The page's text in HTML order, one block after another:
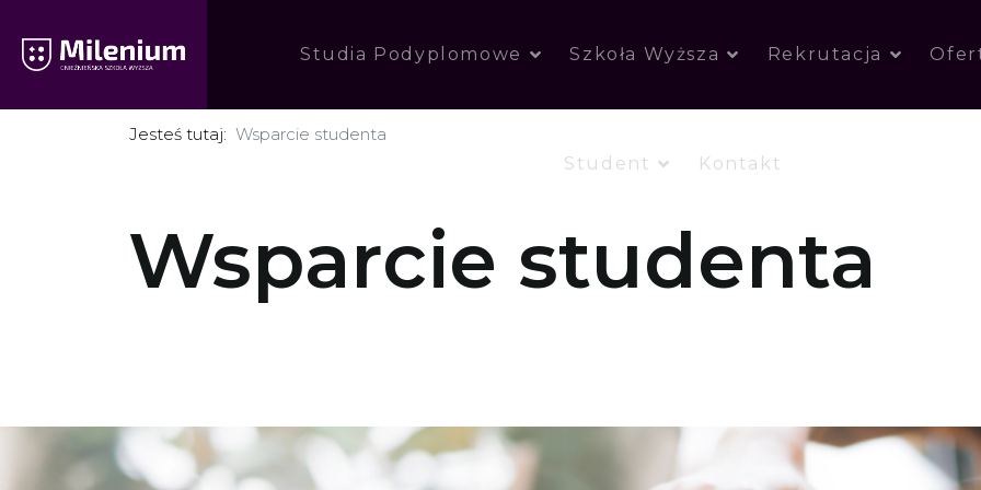
Studia Podyplomowe Szkoła Wyższa Rekrutacja
Student Kontakt
Jesteś tutaj: Wsparcie studenta
Wsparcie studenta